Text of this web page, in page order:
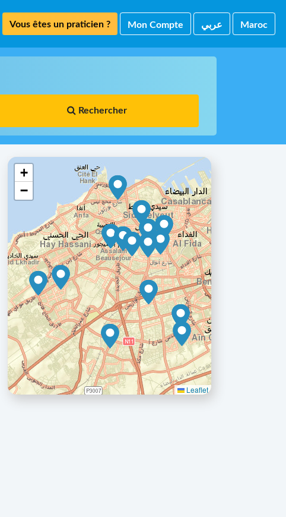
Vous êtes un praticien ? Mon Compte ﻋﺮﺑﻲ Maroc
Rechercher
+
−
Leaflet